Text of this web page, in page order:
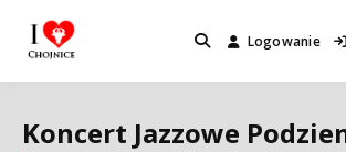
Miejsca które warto odwiedzić.
Logowanie
Koncert Jazzowe